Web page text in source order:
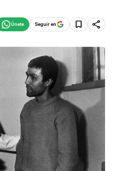
Seguir en